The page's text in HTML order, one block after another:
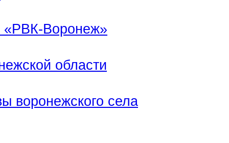
«РВК-Воронеж»
области
воронежского села